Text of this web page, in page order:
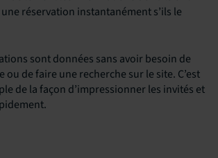
réservation instantanément s’ils le
sont données sans avoir besoin de
ou de faire une recherche sur le site. C’est
de la façon d’impressionner les invités et